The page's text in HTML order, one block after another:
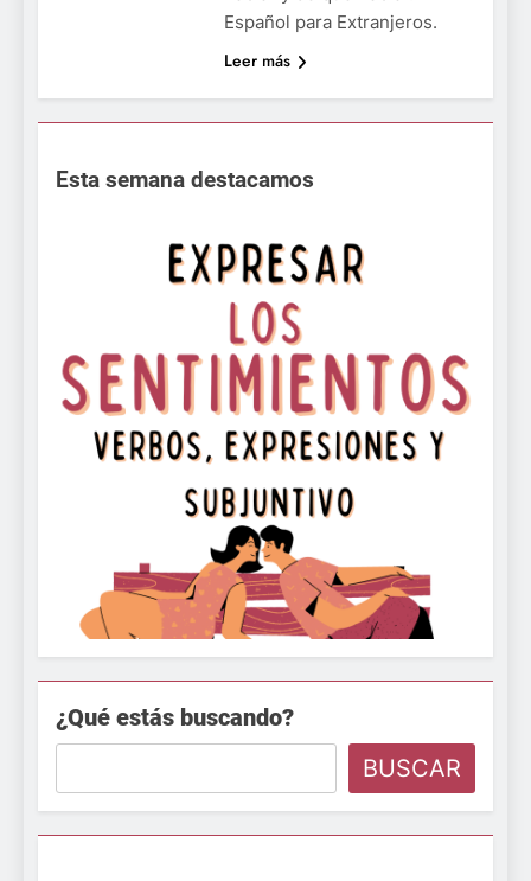
Español para Extranjeros.
Leer más
Esta semana destacamos
¿Qué estás buscando?
BUSCAR